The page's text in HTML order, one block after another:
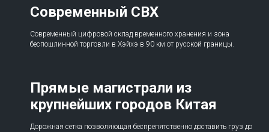
Современный СВХ
Современный цифровой склад временного хранения и зона
беспошлинной торговли в Хэйхэ в 90 км от русской границы.
Прямые магистрали из
крупнейших городов Китая
Дорожная сетка позволяющая беспрепятственно доставить груз до